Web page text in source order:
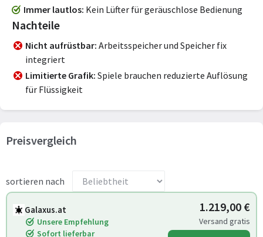
Immer lautlos Kein Lüfter für geräuschlose Bedienung
Nachteile
Nicht aufrüstbar Arbeitsspeicher und Speicher fix
integriert
Limitierte Grafik Spiele brauchen reduzierte Auflösung
für Flüssigkeit
Preisvergleich
sortieren nach
Galaxus.at
Unsere Empfehlung
Sofort lieferbar
1.219,00 €
Versand gratis